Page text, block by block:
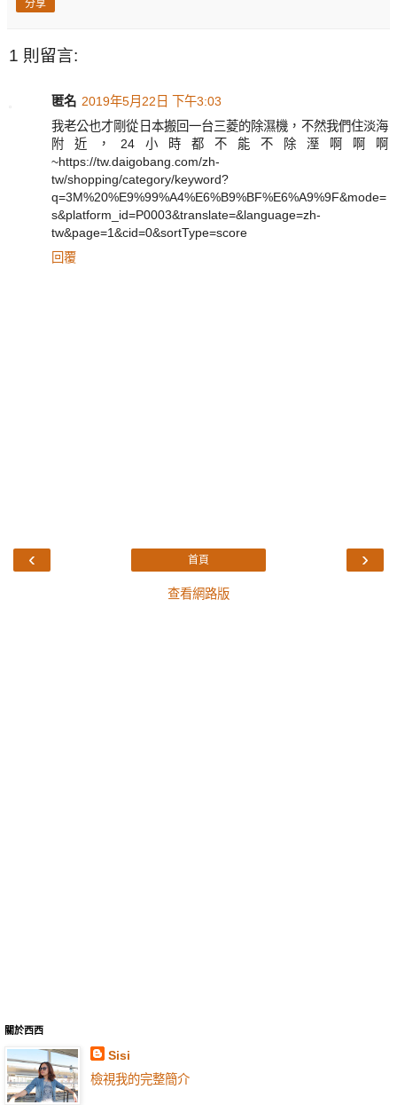
分享
1 則留言:
匿名 2019年5月22日 下午3:03
我老公也才剛從日本搬回一台三菱的除濕機，不然我們住淡海
附近，24小時都不能不除溼啊啊啊
~https://tw.daigobang.com/zh-
tw/shopping/category/keyword?
q=3M%20%E9%99%A4%E6%B9%BF%E6%A9%9F&mode=
s&platform_id=P0003&translate=&language=zh-
tw&page=1&cid=0&sortType=score
回覆
‹ ›
首頁
查看網路版
關於西西
Sisi
檢視我的完整簡介